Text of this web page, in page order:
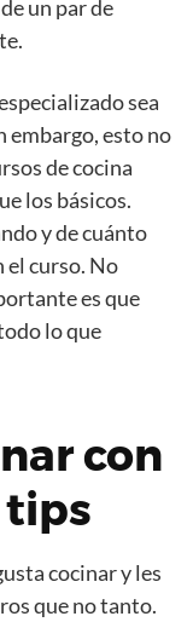
un par de
sea
embargo, esto no
de cocina
los básicos.
y de cuánto
curso. No
es que
lo que
con
tips
cocinar y les
que no tanto.